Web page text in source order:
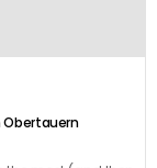
Obertauern